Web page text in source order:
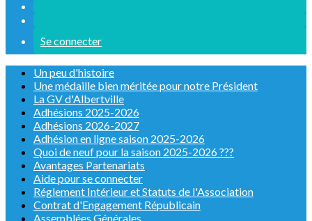
Se connecter
Un peu d'histoire
Une médaille bien méritée pour notre Président
La GV d'Albertville
Adhésions 2025-2026
Adhésions 2026-2027
Adhésion en ligne saison 2025-2026
Quoi de neuf pour la saison 2025-2026 ???
Avantages Partenariats
Aide pour se connecter
Réglement Intérieur et Statuts de l'Association
Contrat d'Engagement Républicain
Assemblées Générales